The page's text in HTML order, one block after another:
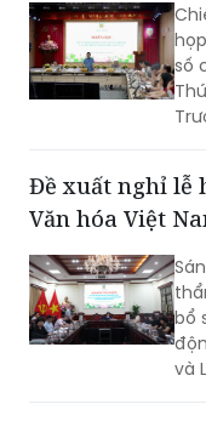
số
Đề xuất nghỉ lễ
Văn hóa Việt
bổ
và